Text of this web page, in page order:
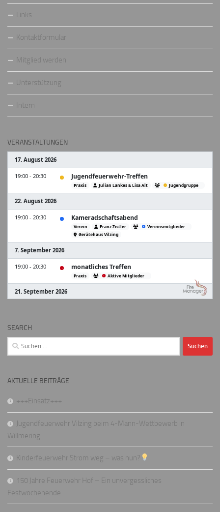
Links
Kontaktformular
Mitglied werden
Unterstützung
Intern
VERANSTALTUNGEN
SEARCH
Suchen
nach:
AKTUELLE BEITRÄGE
+++Einsatz+++
Jugendfeuerwehr Vilzing beim 4-Mann-Wettbewerb in
Willmering
Kinderfeuerwehr Strom weg – was nun?
150 Jahre Feuerwehr Hof – Ein unvergessliches
Festwochenende